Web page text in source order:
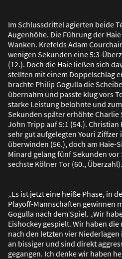
Im Schlussdrittel agierten beide
Augenhöhe. Die Führung der
Wanken. Krefelds Adam
wenigen Sekunden eine 5:3-
(12.). Doch die Haie ließen sich
stellten mit einem Doppelschlag
brachte Philip Gogulla die
übernahm und passte klug vors
starke Leistung belohnte und
Sekunden später erhöhte Charlie
John Tripp auf 5:1 (54.).
sehr gut aufgelegten Youri Ziffzer
überwinden (56.), doch am Haie-
Minard gelang fünf Sekunden
sechste Kölner Tor (60., Überzahl).
„Es ist jetzt eine heiße Phase, in
Playoff-Mannschaften gewinnen
Gogulla nach dem Spiel. „Wir
Eishockey gespielt. Wir haben
nach den letzten vier
an bissiger und sind direkt
gegangen. Ich denke wir haben